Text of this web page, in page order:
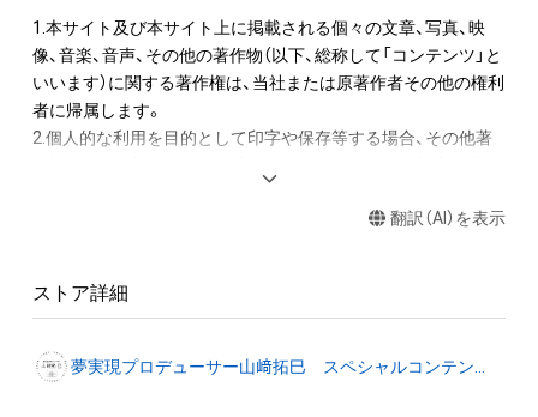
1.本サイト及び本サイト上に掲載される個々の文章、写真、映
像、音楽、音声、その他の著作物（以下、総称して「コンテンツ」と
いいます）に関する著作権は、当社または原著作者その他の権利
者に帰属します。
2.個人的な利用を目的として印字や保存等する場合、その他著
信、改変、切除、お客様のウェブサイトへの転載等する行為は著
の著作物・商標等が含まれている場合、当社が不適切と判断する
3.当社の許諾を得てコンテンツを利用する場合、当社指定の著
作権表示を行ってください。当社の事前の了承なく、著作権表
翻訳（AI）を表示
ストア詳細